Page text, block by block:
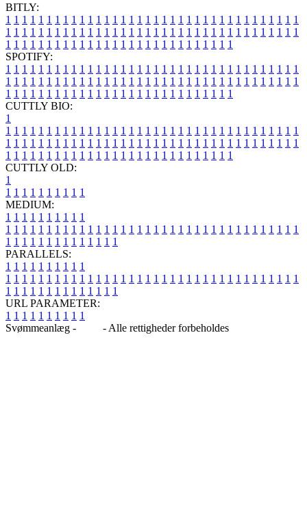
BITLY:
1 1 1 1 1 1 1 1 1 1 1 1 1 1 1 1 1 1 1 1 1 1 1 1 1 1 1 1 1 1 1 1 1 1 1 1
1 1 1 1 1 1 1 1 1 1 1 1 1 1 1 1 1 1 1 1 1 1 1 1 1 1 1 1 1 1 1 1 1 1 1 1
1 1 1 1 1 1 1 1 1 1 1 1 1 1 1 1 1 1 1 1 1 1 1 1 1 1 1 1
SPOTIFY:
1 1 1 1 1 1 1 1 1 1 1 1 1 1 1 1 1 1 1 1 1 1 1 1 1 1 1 1 1 1 1 1 1 1 1 1
1 1 1 1 1 1 1 1 1 1 1 1 1 1 1 1 1 1 1 1 1 1 1 1 1 1 1 1 1 1 1 1 1 1 1 1
1 1 1 1 1 1 1 1 1 1 1 1 1 1 1 1 1 1 1 1 1 1 1 1 1 1 1 1
CUTTLY BIO:
1
1 1 1 1 1 1 1 1 1 1 1 1 1 1 1 1 1 1 1 1 1 1 1 1 1 1 1 1 1 1 1 1 1 1 1 1
1 1 1 1 1 1 1 1 1 1 1 1 1 1 1 1 1 1 1 1 1 1 1 1 1 1 1 1 1 1 1 1 1 1 1 1
1 1 1 1 1 1 1 1 1 1 1 1 1 1 1 1 1 1 1 1 1 1 1 1 1 1 1 1
CUTTLY OLD:
1
1 1 1 1 1 1 1 1 1 1
MEDIUM:
1 1 1 1 1 1 1 1 1 1
1 1 1 1 1 1 1 1 1 1 1 1 1 1 1 1 1 1 1 1 1 1 1 1 1 1 1 1 1 1 1 1 1 1 1 1
1 1 1 1 1 1 1 1 1 1 1 1 1 1
PARALLELS:
1 1 1 1 1 1 1 1 1 1
1 1 1 1 1 1 1 1 1 1 1 1 1 1 1 1 1 1 1 1 1 1 1 1 1 1 1 1 1 1 1 1 1 1 1 1
1 1 1 1 1 1 1 1 1 1 1 1 1 1
URL PARAMETER:
1 1 1 1 1 1 1 1 1 1
Svømmeanlæg -
- Alle rettigheder forbeholdes